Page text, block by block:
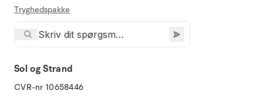
Tryghedspakke
Sol og Strand
CVR-nr 10658446